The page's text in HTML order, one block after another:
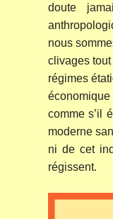
doute
nous
clivages
régimes
comme s’il
moderne
ni de cet
régissent.